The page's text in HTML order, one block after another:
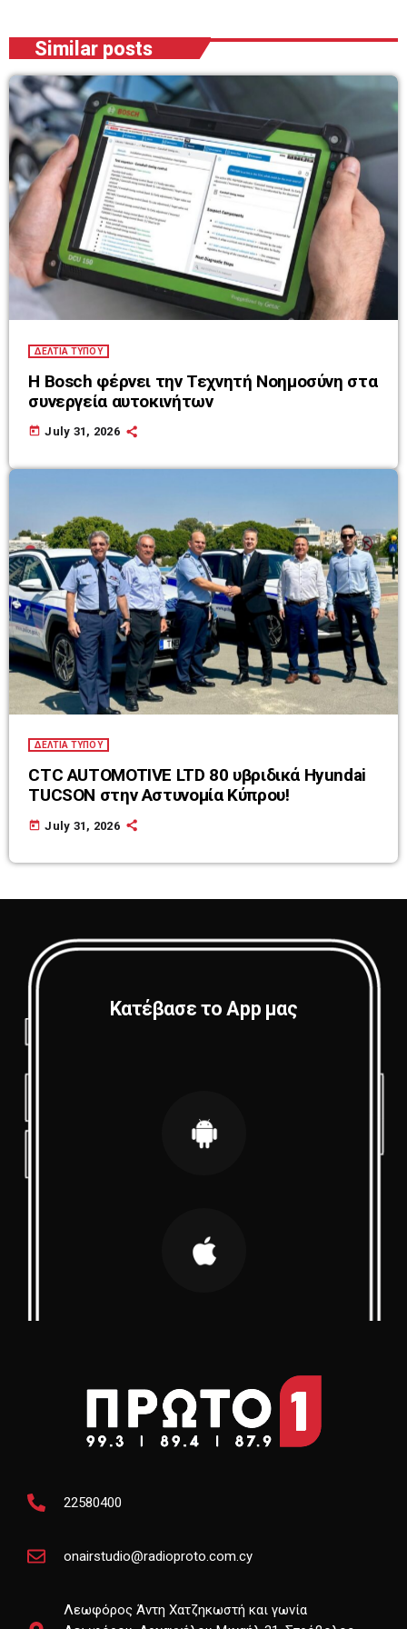
Similar posts
ΔΕΛΤΙΑ ΤΥΠΟΥ
Η Bosch φέρνει την Τεχνητή Νοημοσύνη στα
συνεργεία αυτοκινήτων
today July 31, 2026
ΔΕΛΤΙΑ ΤΥΠΟΥ
CTC AUTOMOTIVE LTD 80 υβριδικά Hyundai
TUCSON στην Αστυνομία Κύπρου!
today July 31, 2026
Κατέβασε το App μας
22580400
onairstudio@radioproto.com.cy
Λεωφόρος Άντη Χατζηκωστή και γωνία